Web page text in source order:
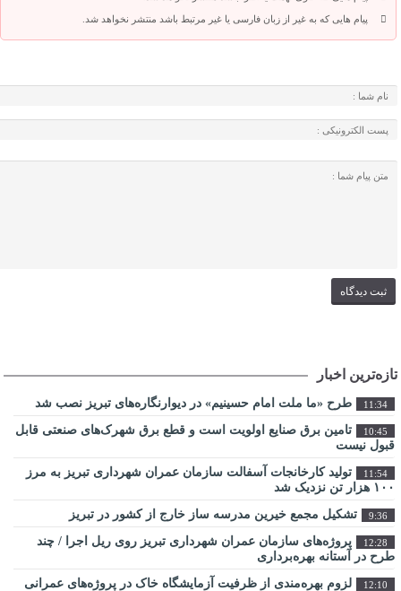
پیام هایی که به غیر از زبان فارسی یا غیر مرتبط باشد منتشر نخواهد شد.
تازه‌ترین اخبار
11:34 طرح «ما ملت امام حسینیم» در دیوارنگاره‌های تبریز نصب شد
10:45
تامین برق صنایع اولویت است و قطع برق شهرک‌های صنعتی قابل
قبول نیست
11:54
تولید کارخانجات آسفالت سازمان عمران شهرداری تبریز به مرز
۱۰۰ هزار تن نزدیک شد
9:36 تشکیل مجمع خیرین مدرسه ‌ساز خارج از کشور در تبریز
12:28
پروژه‌های سازمان عمران شهرداری تبریز روی ریل اجرا / چند
طرح در آستانه بهره‌برداری
12:10 لزوم بهره‌مندی از ظرفیت آزمایشگاه خاک در پروژه‌های عمرانی